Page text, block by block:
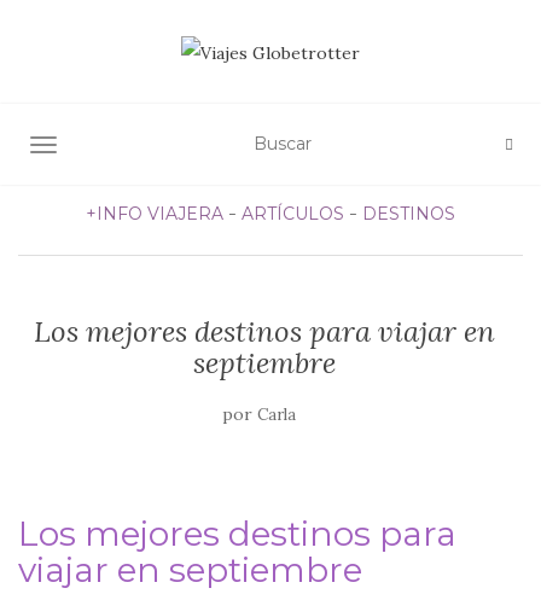
ALTERNAR NAVEGACIÓN
+INFO VIAJERA ARTÍCULOS DESTINOS
Los mejores destinos para viajar en
septiembre
por Carla
Los mejores destinos para
viajar en septiembre